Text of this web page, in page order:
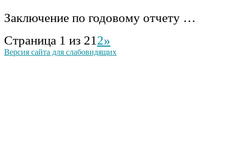
Заключение по годовому отчету …
Страница 1 из 21 2»
Версия сайта для слабовидящих